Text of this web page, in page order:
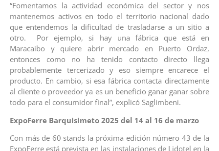
“Fomentamos la actividad económica del sector y nos
mantenemos activos en todo el territorio nacional dado
que entendemos la dificultad de trasladarse a un sitio a
otro. Por ejemplo, si hay una fábrica que está en
Maracaibo y quiere abrir mercado en Puerto Ordaz,
entonces como no ha tenido contacto directo llega
probablemente tercerizado y eso siempre encarece el
producto. En cambio, si esa fábrica contacta directamente
al cliente o proveedor ya es un beneficio ganar ganar sobre
todo para el consumidor final”, explicó Saglimbeni.
ExpoFerre Barquisimeto 2025 del 14 al 16 de marzo
Con más de 60 stands la próxima edición número 43 de la
ExpoFerre está prevista en las instalaciones de Lidotel en la